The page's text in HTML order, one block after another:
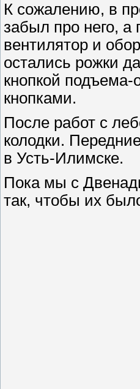
К сожалению, в
забыл про него, а
вентилятор и
остались рожки
кнопкой
кнопками.
После работ с
колодки.
в Усть-Илимске.
Пока мы с
так, чтобы их